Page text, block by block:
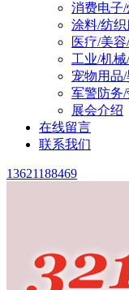
消费电子
涂料/纺织
医疗/美
工业/机
宠物用品
军警防务
展会介绍
在线留言
联系我们
13621188469